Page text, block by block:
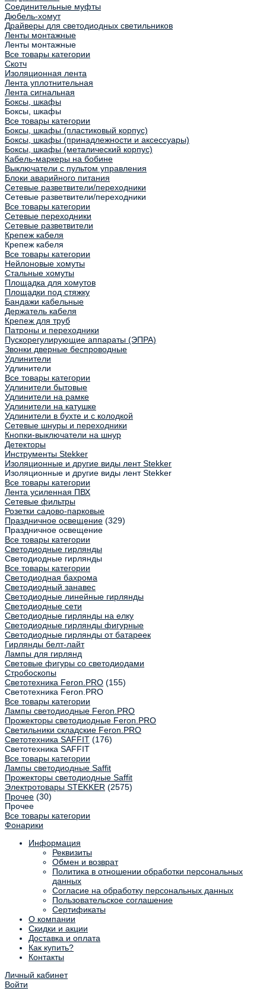
Соединительные муфты
Дюбель-хомут
Драйверы для светодиодных светильников
Ленты монтажные
Ленты монтажные
Все товары категории
Скотч
Изоляционная лента
Лента уплотнительная
Лента сигнальная
Боксы, шкафы
Боксы, шкафы
Все товары категории
Боксы, шкафы (пластиковый корпус)
Боксы, шкафы (принадлежности и аксессуары)
Боксы, шкафы (металический корпус)
Кабель-маркеры на бобине
Выключатели с пультом управления
Блоки аварийного питания
Сетевые разветвители/переходники
Сетевые разветвители/переходники
Все товары категории
Сетевые переходники
Сетевые разветвители
Крепеж кабеля
Крепеж кабеля
Все товары категории
Нейлоновые хомуты
Стальные хомуты
Площадка для хомутов
Площадки под стяжку
Бандажи кабельные
Держатель кабеля
Крепеж для труб
Патроны и переходники
Пускорегулирующие аппараты (ЭПРА)
Звонки дверные беспроводные
Удлинители
Удлинители
Все товары категории
Удлинители бытовые
Удлинители на рамке
Удлинители на катушке
Удлинители в бухте и с колодкой
Сетевые шнуры и переходники
Кнопки-выключатели на шнур
Детекторы
Инструменты Stekker
Изоляционные и другие виды лент Stekker
Изоляционные и другие виды лент Stekker
Все товары категории
Лента усиленная ПВХ
Сетевые фильтры
Розетки садово-парковые
Праздничное освещение (329)
Праздничное освещение
Все товары категории
Светодиодные гирлянды
Светодиодные гирлянды
Все товары категории
Светодиодная бахрома
Светодиодный занавес
Светодиодные линейные гирлянды
Светодиодные сети
Светодиодные гирлянды на елку
Светодиодные гирлянды фигурные
Светодиодные гирлянды от батареек
Гирлянды белт-лайт
Лампы для гирлянд
Световые фигуры со светодиодами
Стробоскопы
Светотехника Feron.PRO (155)
Светотехника Feron.PRO
Все товары категории
Лампы светодиодные Feron.PRO
Прожекторы светодиодные Feron.PRO
Светильники складские Feron.PRO
Светотехника SAFFIT (176)
Светотехника SAFFIT
Все товары категории
Лампы светодиодные Saffit
Прожекторы светодиодные Saffit
Электротовары STEKKER (2575)
Прочее (30)
Прочее
Все товары категории
Фонарики
Информация
Реквизиты
Обмен и возврат
Политика в отношении обработки персональных
данных
Согласие на обработку персональных данных
Пользовательское соглашение
Сертификаты
О компании
Скидки и акции
Доставка и оплата
Как купить?
Контакты
Личный кабинет
Войти